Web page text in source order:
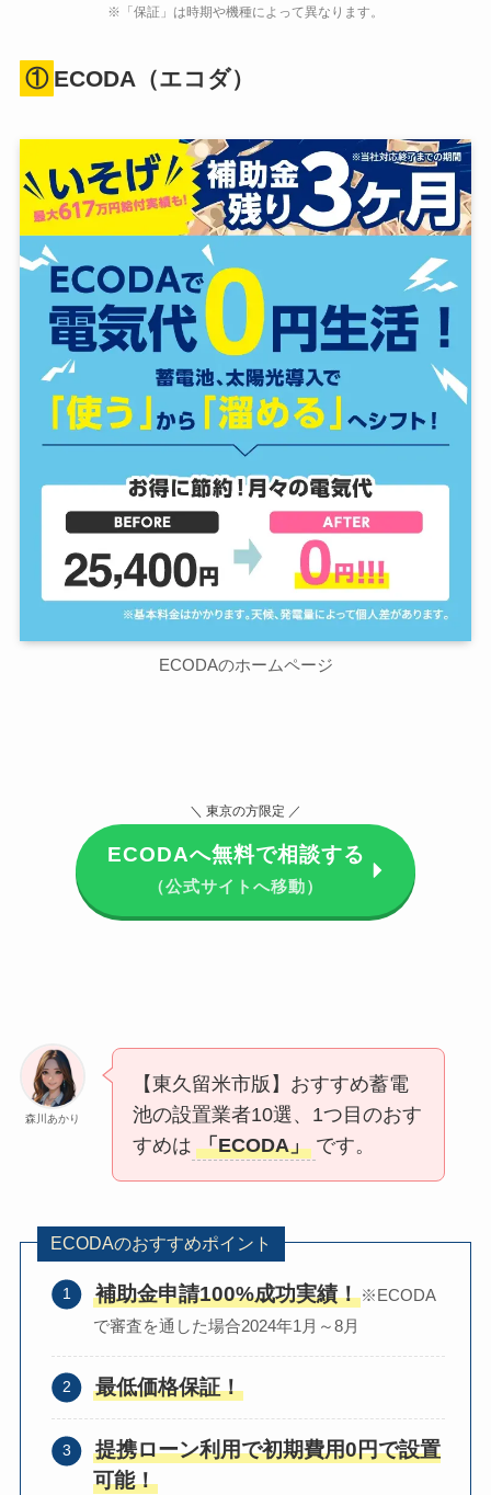
※「保証」は時期や機種によって異なります。
① ECODA（エコダ）
ECODAのホームページ
＼ 東京の方限定 ／
ECODAへ無料で相談する
（公式サイトへ移動）
森川あかり
【東久留米市版】おすすめ蓄電
池の設置業者10選、1つ目のおす
すめは 「ECODA」 です。
ECODAのおすすめポイント
補助金申請100%成功実績！※ECODA
で審査を通した場合2024年1月～8月
最低価格保証！
提携ローン利用で初期費用0円で設置
可能！